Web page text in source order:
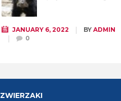
JANUARY 6, 2022 BY ADMIN
0
ZWIERZAKI